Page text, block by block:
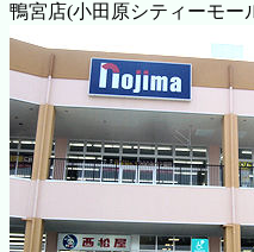
鴨宮店(小田原シティーモー